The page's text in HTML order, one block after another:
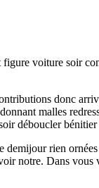
voiture soir
donc
malles
déboucler
rien
notre. Dans vous